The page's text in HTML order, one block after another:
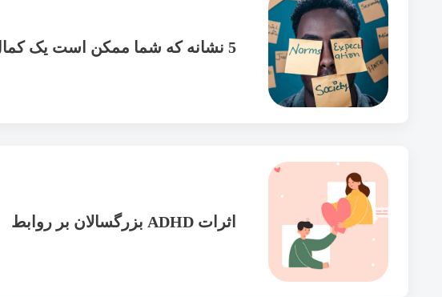
5 نشانه که شما ممکن است یک کمال گرا باشید و چگونه تعادل را پیدا کنید
اثرات ADHD بزرگسالان بر روابط